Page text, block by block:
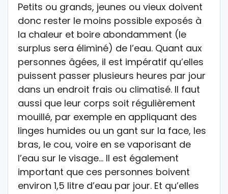
Petits ou grands, jeunes ou vieux doivent
donc rester le moins possible exposés à
la chaleur et boire abondamment (le
surplus sera éliminé) de l’eau. Quant aux
personnes âgées, il est impératif qu’elles
puissent passer plusieurs heures par jour
dans un endroit frais ou climatisé. Il faut
aussi que leur corps soit régulièrement
mouillé, par exemple en appliquant des
linges humides ou un gant sur la face, les
bras, le cou, voire en se vaporisant de
l’eau sur le visage… Il est également
important que ces personnes boivent
environ 1,5 litre d’eau par jour. Et qu’elles